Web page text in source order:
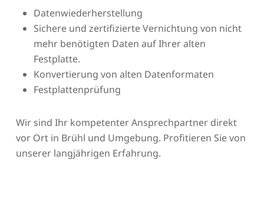
Datenwiederherstellung
Sichere und zertifizierte Vernichtung von nicht
mehr benötigten Daten auf Ihrer alten
Festplatte.
Konvertierung von alten Datenformaten
Festplattenprüfung
Wir sind Ihr kompetenter Ansprechpartner direkt
vor Ort in Brühl und Umgebung. Profitieren Sie von
unserer langjährigen Erfahrung.